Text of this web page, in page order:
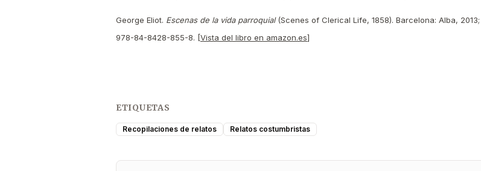
George Eliot. Escenas de la vida parroquial(Scenes of Clerical Life, 1858). Barcelona: Alba,
978-84-8428-855-8. [Vista del libro en amazon.es]
ETIQUETAS
Recopilaciones de relatos Relatos costumbristas